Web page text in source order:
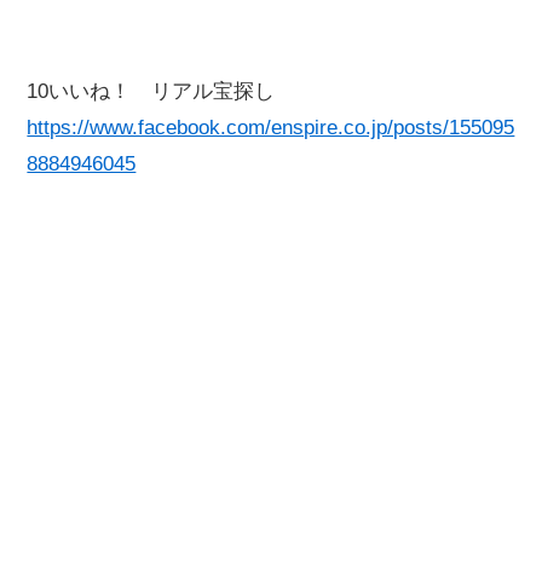
10いいね！ リアル宝探し
https://www.facebook.com/enspire.co.jp/posts/155095
8884946045